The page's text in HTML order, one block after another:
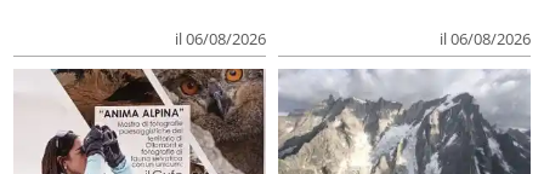
il 06/08/2026 il 06/08/2026